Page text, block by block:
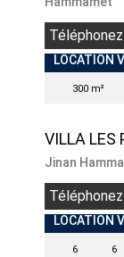
LOCATION
300 m²
VILLA LES
Jinan
LOCATION
6 6